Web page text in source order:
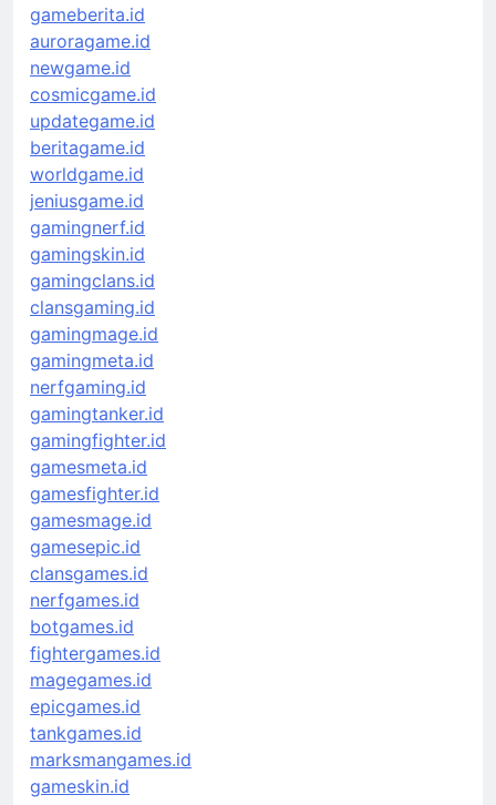
gameberita.id
auroragame.id
newgame.id
cosmicgame.id
updategame.id
beritagame.id
worldgame.id
jeniusgame.id
gamingnerf.id
gamingskin.id
gamingclans.id
clansgaming.id
gamingmage.id
gamingmeta.id
nerfgaming.id
gamingtanker.id
gamingfighter.id
gamesmeta.id
gamesfighter.id
gamesmage.id
gamesepic.id
clansgames.id
nerfgames.id
botgames.id
fightergames.id
magegames.id
epicgames.id
tankgames.id
marksmangames.id
gameskin.id